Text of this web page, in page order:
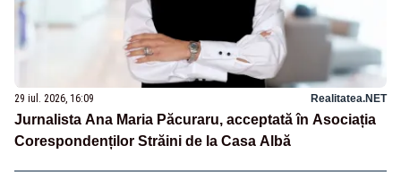
29 iul. 2026, 16:09 Realitatea.NET
Jurnalista Ana Maria Păcuraru, acceptată în Asociația
Corespondenților Străini de la Casa Albă